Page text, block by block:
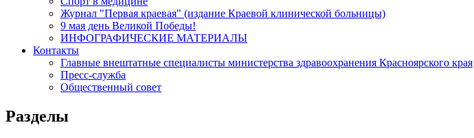
Журнал "Первая краевая" (издание Краевой клинической больницы)
9 мая день Великой Победы!
ИНФОГРАФИЧЕСКИЕ МАТЕРИАЛЫ
Контакты
Главные внештатные специалисты министерства здравоохранения Красноярского края
Пресс-служба
Общественный совет
Разделы